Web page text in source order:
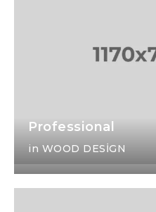
Professional
in WOOD DESIGN